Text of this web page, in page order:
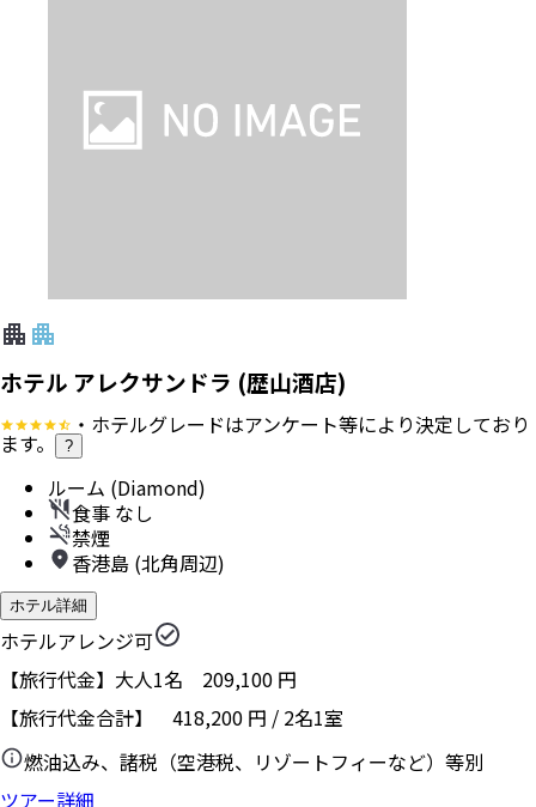
ホテル アレクサンドラ (歴山酒店)
・ホテルグレードはアンケート等により決定しており
ます。 ?
ルーム (Diamond)
食事 なし
禁煙
香港島 (北角周辺)
ホテル詳細
ホテルアレンジ可
【旅行代金】大人1名 209,100 円
【旅行代金合計】 418,200 円 / 2名1室
燃油込み、諸税（空港税、リゾートフィーなど）等別
ツアー詳細